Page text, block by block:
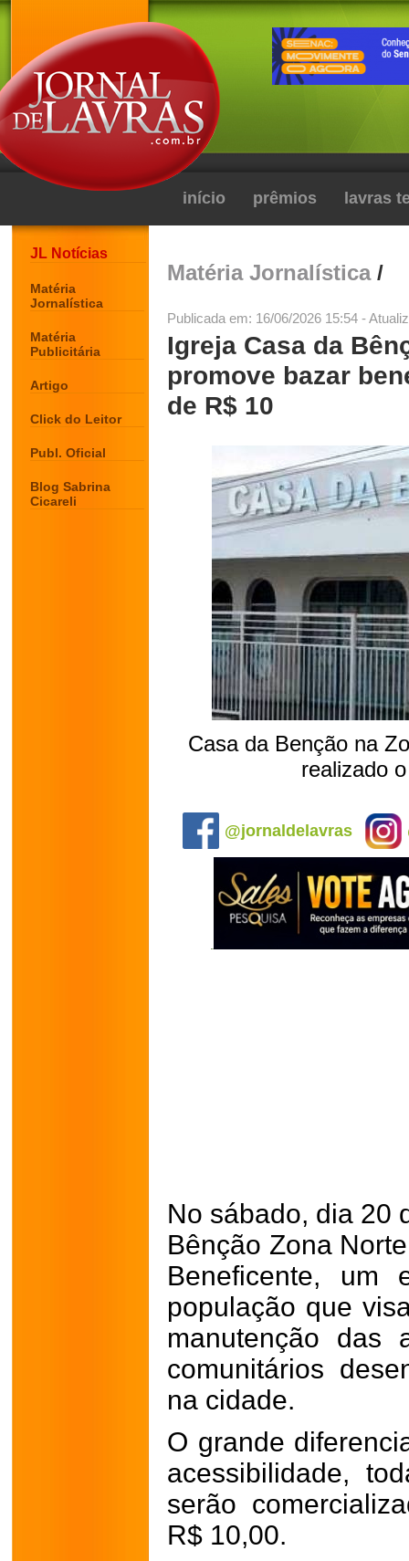
início prêmios lavras
JL Notícias
Matéria
Jornalística
Matéria
Publicitária
Artigo
Click do Leitor
Publ. Oficial
Blog Sabrina
Cicareli
Matéria Jornalística/
Publicada em: 16/06/2026 15:54 -
Igreja Casa da
promove bazar
de R$ 10
Casa da Benção na
realizado
@jornaldelavras
No sábado, dia 20
Bênção Zona
Beneficente, um
população que
manutenção das
comunitários
na cidade.
O grande
acessibilidade,
serão
R$ 10,00.